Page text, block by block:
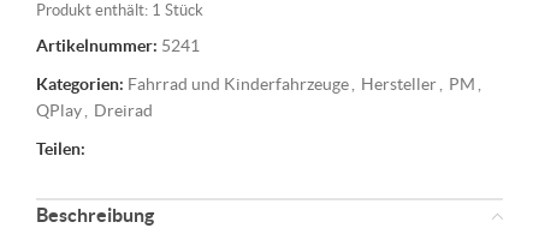
Produkt enthält: 1 Stück
Artikelnummer: 5241
Kategorien: Fahrrad und Kinderfahrzeuge, Hersteller, PM,
QPlay, Dreirad
Teilen:
Beschreibung